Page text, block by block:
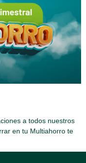
a todos nuestros
en tu Multiahorro te